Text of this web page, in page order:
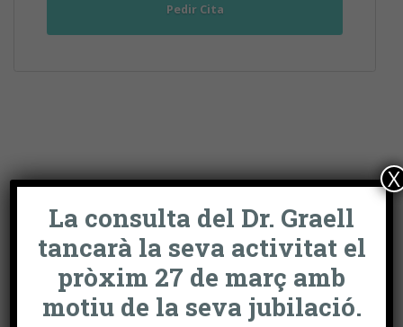
Pedir Cita
La consulta del Dr. Graell
tancarà la seva activitat el
pròxim 27 de març amb
motiu de la seva jubilació.
X